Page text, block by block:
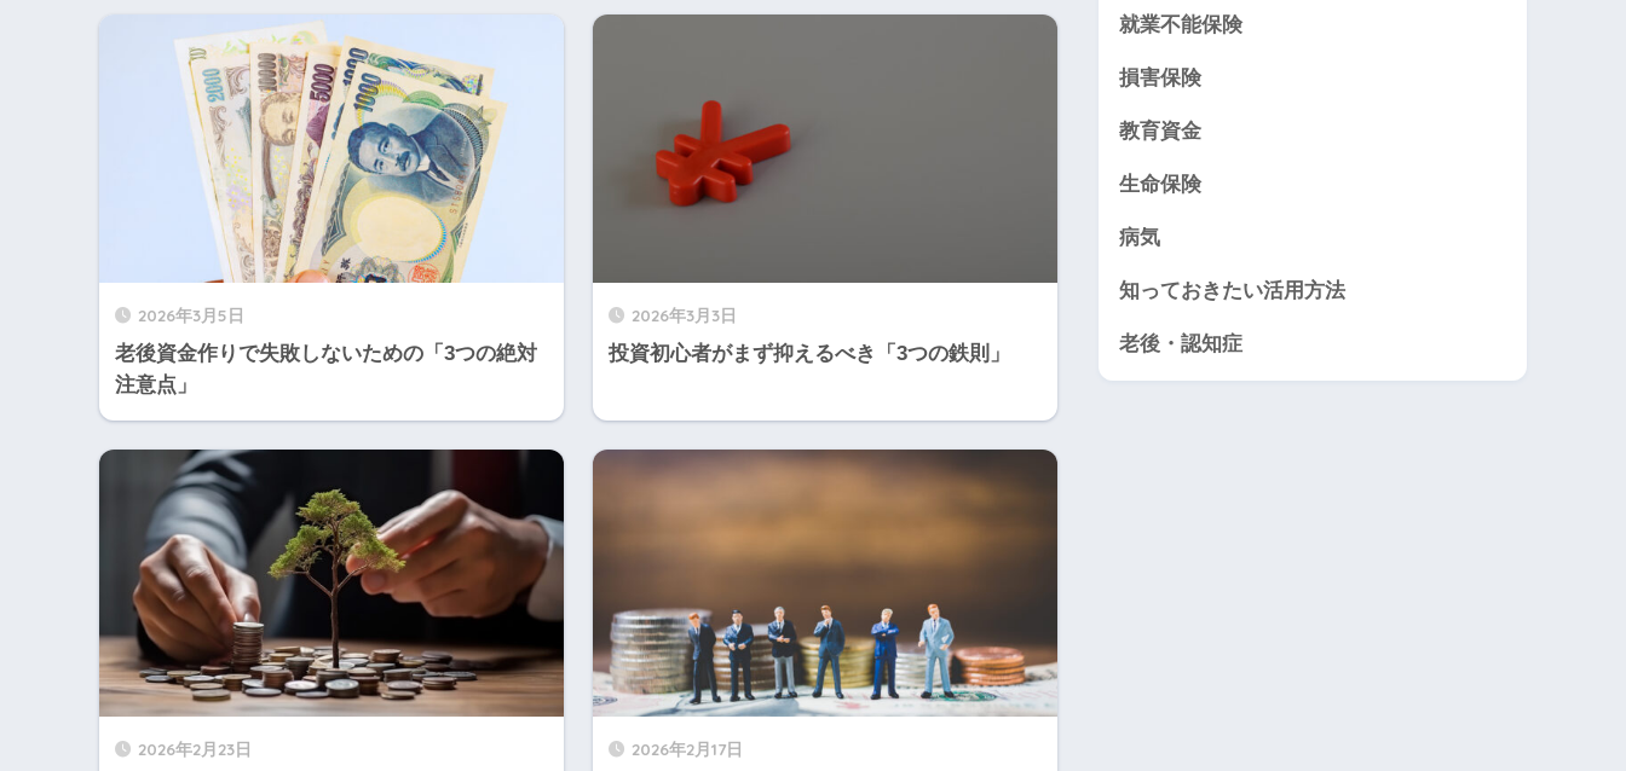
2026年3月5日
老後資金作りで失敗しないための「3つの絶対
注意点」
2026年3月3日
投資初心者がまず抑えるべき「3つの鉄則」
2026年2月23日 2026年2月17日
就業不能保険
損害保険
教育資金
生命保険
病気
知っておきたい活用方法
老後・認知症